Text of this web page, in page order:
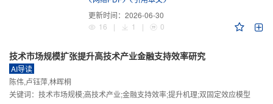
更新时间： 2026-06-30
16
| 1 | 0
技术市场规模扩张提升高技术产业金融支持效率研究
AI导读
陈伟,卢钰萍,林晖桐
关键词： 技术市场规模;高技术产业;金融支持效率;提升机理;双固定效应模型